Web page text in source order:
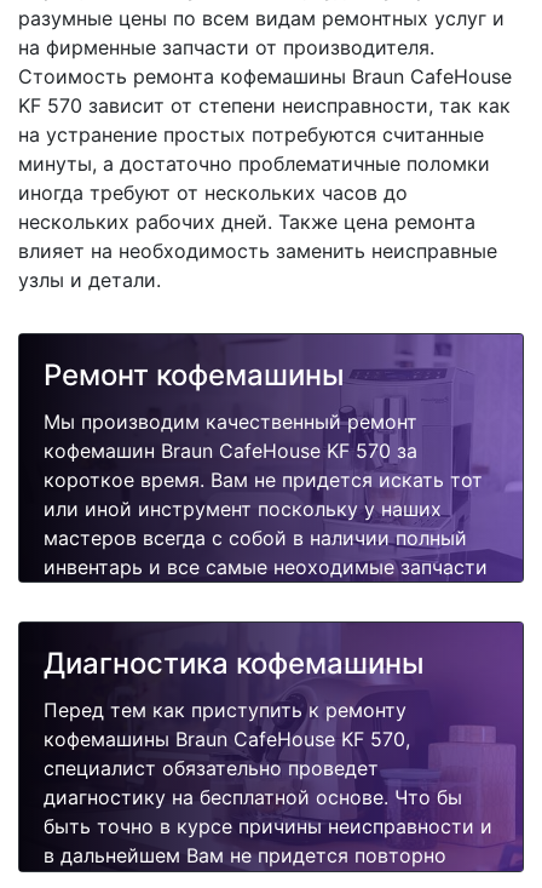
разумные цены по всем видам ремонтных услуг и
на фирменные запчасти от производителя.
Стоимость ремонта кофемашины Braun CafeHouse
KF 570 зависит от степени неисправности, так как
на устранение простых потребуются считанные
минуты, а достаточно проблематичные поломки
иногда требуют от нескольких часов до
нескольких рабочих дней. Также цена ремонта
влияет на необходимость заменить неисправные
узлы и детали.
Ремонт кофемашины
Мы производим качественный ремонт
кофемашин Braun CafeHouse KF 570 за
короткое время. Вам не придется искать тот
или иной инструмент поскольку у наших
мастеров всегда с собой в наличии полный
инвентарь и все самые неоходимые запчасти
быстро, качественно и недорого.
Диагностика кофемашины
Перед тем как приступить к ремонту
кофемашины Braun CafeHouse KF 570,
специалист обязательно проведет
диагностику на бесплатной основе. Что бы
быть точно в курсе причины неисправности и
в дальнейшем Вам не придется повторно